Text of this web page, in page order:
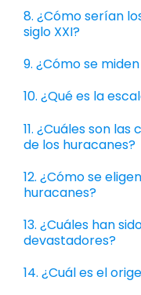
8. ¿Cómo serían
siglo XXI?
9. ¿Cómo se
10. ¿Qué es la
11. ¿Cuáles son
de los huracanes?
12. ¿Cómo se
huracanes?
13. ¿Cuáles han
devastadores?
14. ¿Cuál es el